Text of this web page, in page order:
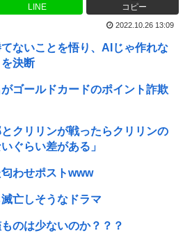
LINE コピー
2022.10.26 13:09
ないことを悟り、AIじゃ作れな
決断
ゴールドカードのポイント詐欺
クリリンが戦ったらクリリンの
ぐらい差がある」
わせポストwww
亡しそうなドラマ
のは少ないのか？？？